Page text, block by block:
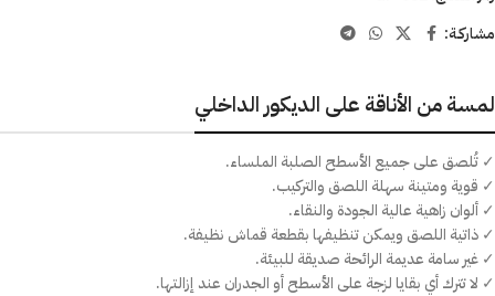
مشاركـة:
لمسة من الأناقة على الديكور الداخلي
✓ تُلصق على جميع الأسطح الصلبة الملساء.
✓ قوية ومتينة سهلة اللصق والتركيب.
✓ ألوان زاهية عالية الجودة والنقاء.
✓ ذاتية اللصق ويمكن تنظيفها بقطعة قماش نظيفة.
✓ غير سامة عديمة الرائحة صديقة للبيئة.
✓ لا تترك أي بقايا لزجة على الأسطح أو الجدران عند إزالتها.